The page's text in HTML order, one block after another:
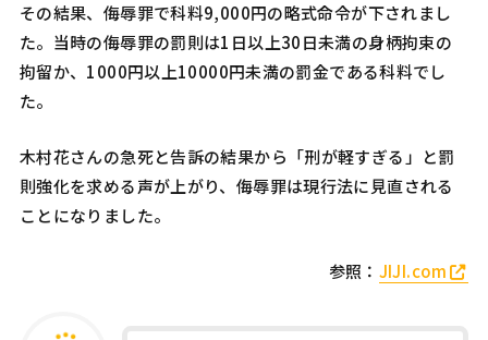
その結果、侮辱罪で科料9,000円の略式命令が下されまし
た。当時の侮辱罪の罰則は1日以上30日未満の身柄拘束の
拘留か、1000円以上10000円未満の罰金である科料でし
た。
木村花さんの急死と告訴の結果から「刑が軽すぎる」と罰
則強化を求める声が上がり、侮辱罪は現行法に見直される
ことになりました。
参照： JIJI.com